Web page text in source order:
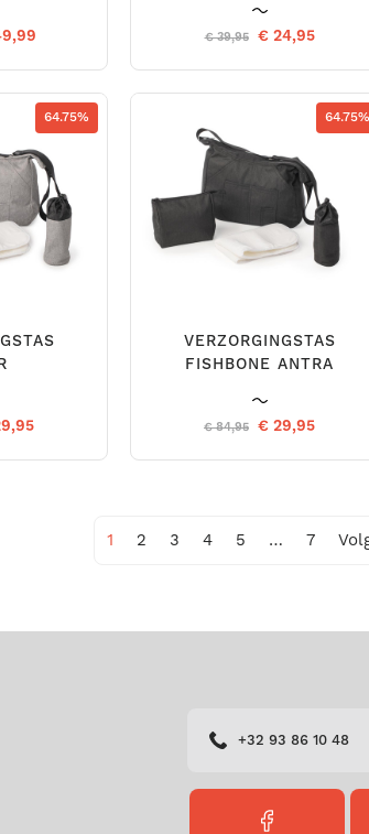
€ 39,95 € 24,95
64.75% 64.75%
VERZORGINGSTAS
FISHBONE ANTRA
€ 84,95 € 29,95
1 2 3 4 5 … 7
+32 93 86 10 48
FACEBOOK